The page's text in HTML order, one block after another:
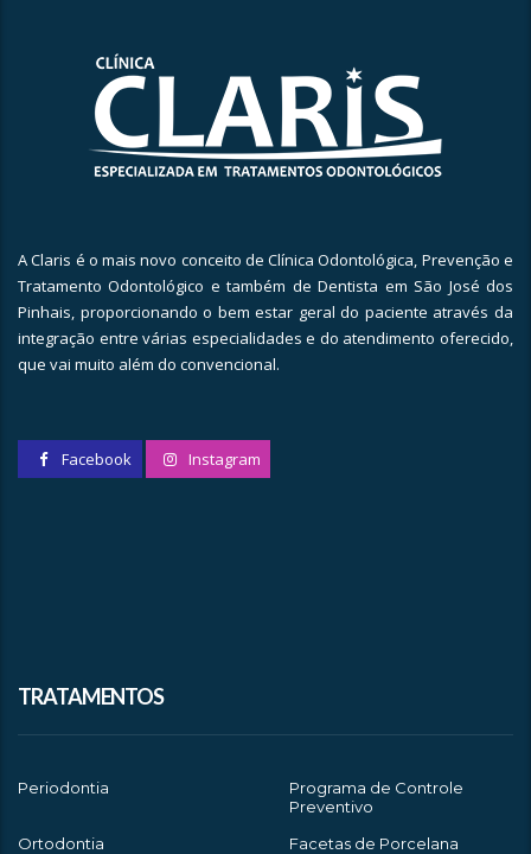
A Claris é o mais novo conceito de Clínica Odontológica, Prevenção e
Tratamento Odontológico e também de Dentista em São José dos
Pinhais, proporcionando o bem estar geral do paciente através da
integração entre várias especialidades e do atendimento oferecido,
que vai muito além do convencional.
Facebook Instagram
TRATAMENTOS
Periodontia
Programa de Controle
Preventivo
Ortodontia
Facetas de Porcelana